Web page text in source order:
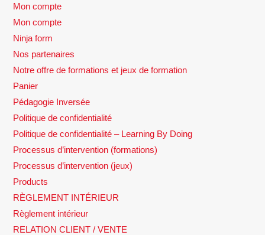
Mon compte
Mon compte
Ninja form
Nos partenaires
Notre offre de formations et jeux de formation
Panier
Pédagogie Inversée
Politique de confidentialité
Politique de confidentialité – Learning By Doing
Processus d’intervention (formations)
Processus d’intervention (jeux)
Products
RÈGLEMENT INTÉRIEUR
Règlement intérieur
RELATION CLIENT / VENTE